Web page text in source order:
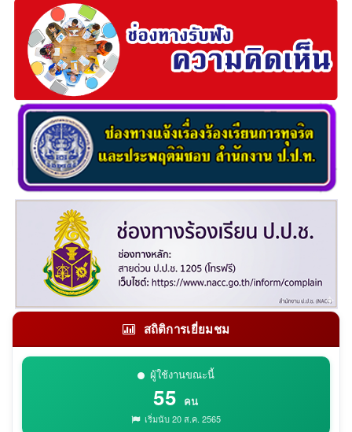
สถิติการเยี่ยมชม
ผู้ใช้งานขณะนี้
55 คน
เริ่มนับ 20 ส.ค. 2565